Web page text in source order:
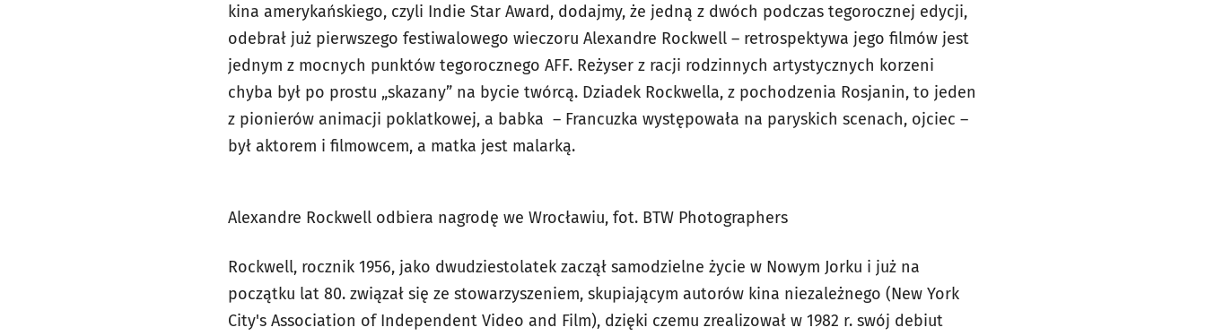
kina amerykańskiego, czyli Indie Star Award, dodajmy, że jedną z dwóch podczas tegorocznej edycji,
odebrał już pierwszego festiwalowego wieczoru Alexandre Rockwell – retrospektywa jego filmów jest
jednym z mocnych punktów tegorocznego AFF. Reżyser z racji rodzinnych artystycznych korzeni
chyba był po prostu „skazany” na bycie twórcą. Dziadek Rockwella, z pochodzenia Rosjanin, to jeden
z pionierów animacji poklatkowej, a babka – Francuzka występowała na paryskich scenach, ojciec –
był aktorem i filmowcem, a matka jest malarką.
Alexandre Rockwell odbiera nagrodę we Wrocławiu, fot. BTW Photographers
Rockwell, rocznik 1956, jako dwudziestolatek zaczął samodzielne życie w Nowym Jorku i już na
początku lat 80. związał się ze stowarzyszeniem, skupiającym autorów kina niezależnego (New York
City's Association of Independent Video and Film), dzięki czemu zrealizował w 1982 r. swój debiut